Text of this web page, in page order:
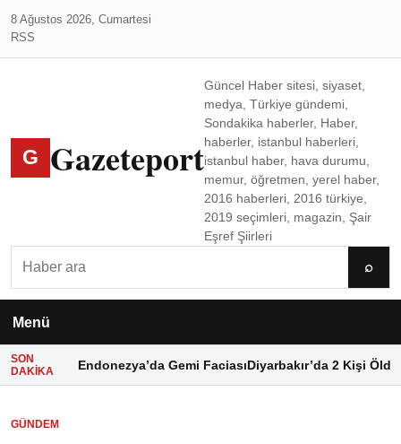
8 Ağustos 2026, Cumartesi
RSS
G Gazeteport
Güncel Haber sitesi, siyaset,
medya, Türkiye gündemi,
Sondakika haberler, Haber,
haberler, istanbul haberleri,
istanbul haber, hava durumu,
memur, öğretmen, yerel haber,
2016 haberleri, 2016 türkiye,
2019 seçimleri, magazin, Şair
Eşref Şiirleri
⌕
Menü
SON
DAKIKA
Endonezya’da Gemi FaciasıDiyarbakır’da 2 Kişi Öldü
GÜNDEM